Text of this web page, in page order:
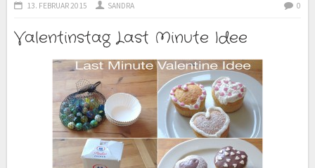
13. FEBRUAR 2015 SANDRA 0
Valentinstag Last Minute Idee